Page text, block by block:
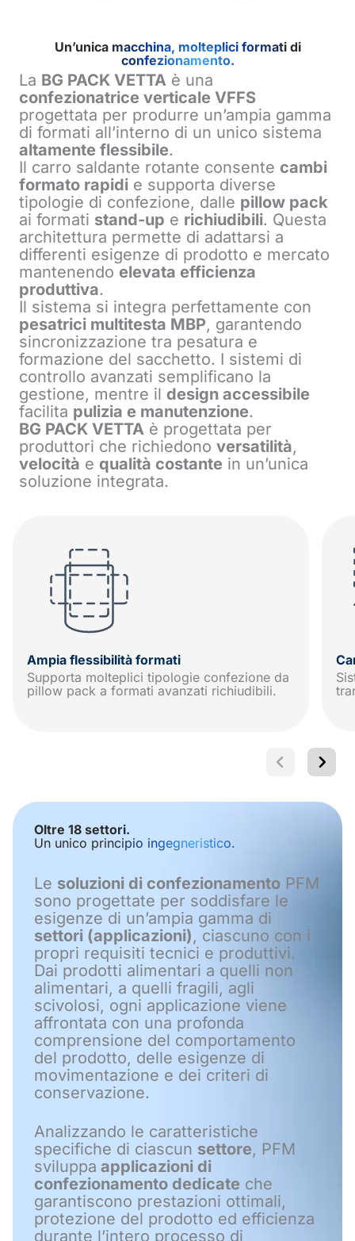
Un’unica macchina, molteplici formati di
confezionamento.
La BG PACK VETTA è una
confezionatrice verticale VFFS
progettata per produrre un’ampia gamma
di formati all’interno di un unico sistema
altamente flessibile.
Il carro saldante rotante consente cambi
formato rapidi e supporta diverse
tipologie di confezione, dalle pillow pack
ai formati stand-up e richiudibili. Questa
architettura permette di adattarsi a
differenti esigenze di prodotto e mercato
mantenendo elevata efficienza
produttiva.
Il sistema si integra perfettamente con
pesatrici multitesta MBP, garantendo
sincronizzazione tra pesatura e
formazione del sacchetto. I sistemi di
controllo avanzati semplificano la
gestione, mentre il design accessibile
facilita pulizia e manutenzione.
BG PACK VETTA è progettata per
produttori che richiedono versatilità,
velocità e qualità costante in un’unica
soluzione integrata.
Ampia flessibilità formati
Supporta molteplici tipologie confezione da
pillow pack a formati avanzati richiudibili.
Oltre 18 settori.
Un unico principio ingegneristico.
Le soluzioni di confezionamento PFM
sono progettate per soddisfare le
esigenze di un’ampia gamma di
settori (applicazioni), ciascuno con i
propri requisiti tecnici e produttivi.
Dai prodotti alimentari a quelli non
alimentari, a quelli fragili, agli
scivolosi, ogni applicazione viene
affrontata con una profonda
comprensione del comportamento
del prodotto, delle esigenze di
movimentazione e dei criteri di
conservazione.
Analizzando le caratteristiche
specifiche di ciascun settore, PFM
sviluppa applicazioni di
confezionamento dedicate che
garantiscono prestazioni ottimali,
protezione del prodotto ed efficienza
durante l’intero processo di